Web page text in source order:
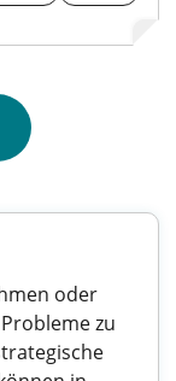
oder
zu